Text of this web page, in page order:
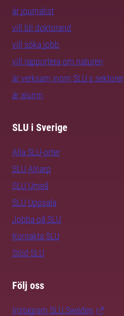
är journalist
vill bli doktorand
vill söka jobb
vill rapportera om naturen
är verksam inom SLU:s sektorer
är alumn
SLU i Sverige
Alla SLU-orter
SLU Alnarp
SLU Umeå
SLU Uppsala
Jobba på SLU
Kontakta SLU
Stöd SLU
Följ oss
Instagram SLU.Sweden